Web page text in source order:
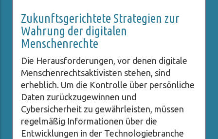
Zukunftsgerichtete Strategien zur
Wahrung der digitalen
Menschenrechte
Die Herausforderungen, vor denen digitale
Menschenrechtsaktivisten stehen, sind
erheblich. Um die Kontrolle über persönliche
Daten zurückzugewinnen und
Cybersicherheit zu gewährleisten, müssen
regelmäßig Informationen über die
Entwicklungen in der Technologiebranche